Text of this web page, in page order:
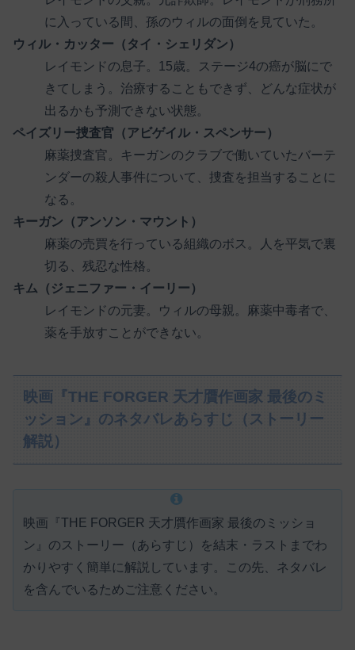
に入っている間、孫のウィルの面倒を見ていた。
ウィル・カッター（タイ・シェリダン）
レイモンドの息子。15歳。ステージ4の癌が脳にで
きてしまう。治療することもできず、どんな症状が
出るかも予測できない状態。
ペイズリー捜査官（アビゲイル・スペンサー）
麻薬捜査官。キーガンのクラブで働いていたバーテ
ンダーの殺人事件について、捜査を担当することに
なる。
キーガン（アンソン・マウント）
麻薬の売買を行っている組織のボス。人を平気で裏
切る、残忍な性格。
キム（ジェニファー・イーリー）
レイモンドの元妻。ウィルの母親。麻薬中毒者で、
薬を手放すことができない。
映画『THE FORGER 天才贋作画家 最後のミ
ッション』のネタバレあらすじ（ストーリー
解説）
映画『THE FORGER 天才贋作画家 最後のミッショ
ン』のストーリー（あらすじ）を結末・ラストまでわ
かりやすく簡単に解説しています。この先、ネタバレ
を含んでいるためご注意ください。